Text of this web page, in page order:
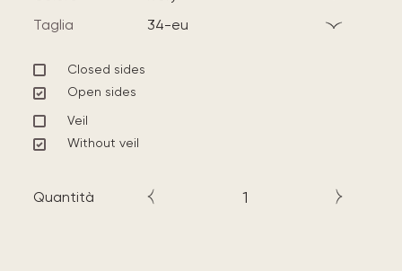
Taglia
34-eu
Closed sides
Open sides
Veil
Without veil
Quantità